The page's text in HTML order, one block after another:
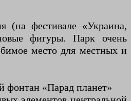
фестивале «Украина,
фигуры. Парк очень
место для местных и
фонтан «Парад планет»